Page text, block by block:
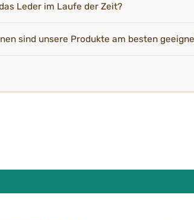
Leder im Laufe der Zeit?
sind unsere Produkte am besten